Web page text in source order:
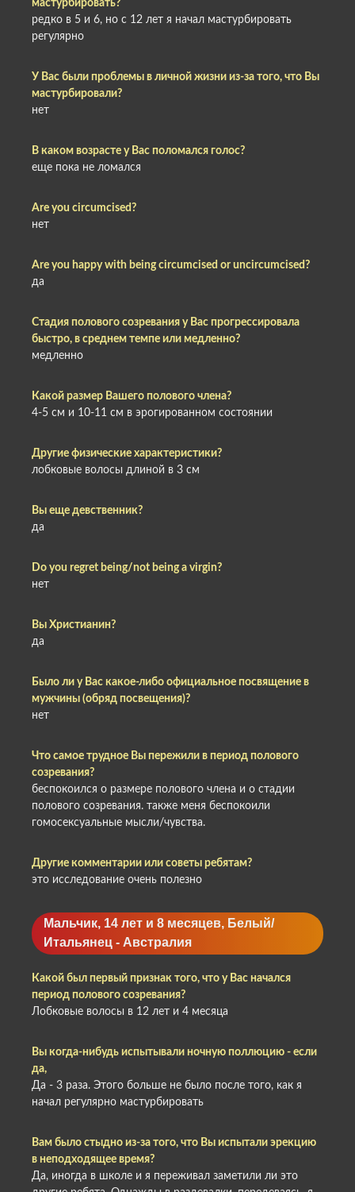
мастурбировать?
редко в 5 и 6, но с 12 лет я начал мастурбировать
регулярно
У Вас были проблемы в личной жизни из-за того, что Вы
мастурбировали?
нет
В каком возрасте у Вас поломался голос?
еще пока не ломался
Are you circumcised?
нет
Are you happy with being circumcised or uncircumcised?
да
Стадия полового созревания у Вас прогрессировала
быстро, в среднем темпе или медленно?
медленно
Какой размер Вашего полового члена?
4-5 см и 10-11 см в эрогированном состоянии
Другие физические характеристики?
лобковые волосы длиной в 3 см
Вы еще девственник?
да
Do you regret being/not being a virgin?
нет
Вы Христианин?
да
Было ли у Вас какое-либо официальное посвящение в
мужчины (обряд посвещения)?
нет
Что самое трудное Вы пережили в период полового
созревания?
беспокоился о размере полового члена и о стадии
полового созревания. также меня беспокоили
гомосексуальные мысли/чувства.
Другие комментарии или советы ребятам?
это исследование очень полезно
Мальчик, 14 лет и 8 месяцев, Белый/
Итальянец - Австралия
Какой был первый признак того, что у Вас начался
период полового созревания?
Лобковые волосы в 12 лет и 4 месяца
Вы когда-нибудь испытывали ночную поллюцию - если
да,
Да - 3 раза. Этого больше не было после того, как я
начал регулярно мастурбировать
Вам было стыдно из-за того, что Вы испытали эрекцию
в неподходящее время?
Да, иногда в школе и я переживал заметили ли это